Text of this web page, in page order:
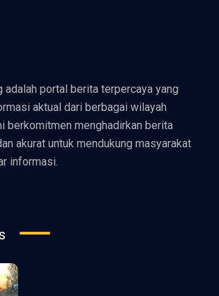
adalah portal berita terpercaya yang
aktual dari berbagai wilayah
berkomitmen menghadirkan berita
akurat untuk mendukung masyarakat
informasi.